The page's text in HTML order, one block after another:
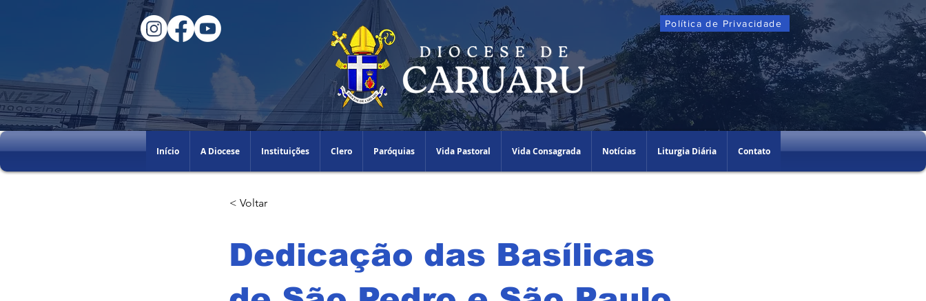
Política de Privacidade
Início A Diocese Instituições Clero Paróquias Vida Pastoral Vida Consagrada Notícias Liturgia Diária Contato
< Voltar
Dedicação das Basílicas